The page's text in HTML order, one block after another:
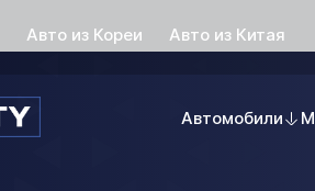
Авто из Кореи Авто из Китая
Автомобили